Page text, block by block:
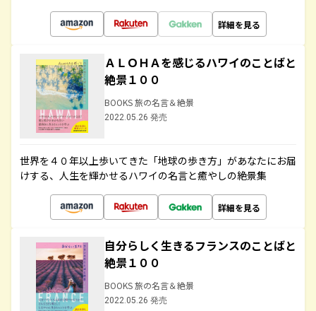
詳細を見る
ＡＬＯＨＡを感じるハワイのことばと
絶景１００
BOOKS 旅の名言＆絶景
2022.05.26 発売
世界を４０年以上歩いてきた「地球の歩き方」があなたにお届
けする、人生を輝かせるハワイの名言と癒やしの絶景集
詳細を見る
自分らしく生きるフランスのことばと
絶景１００
BOOKS 旅の名言＆絶景
2022.05.26 発売